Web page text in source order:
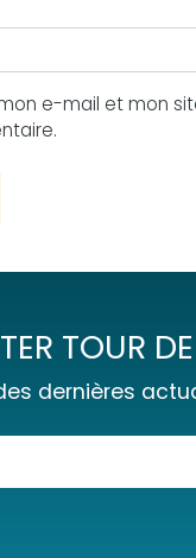
e-mail et mon
TOUR
dernières